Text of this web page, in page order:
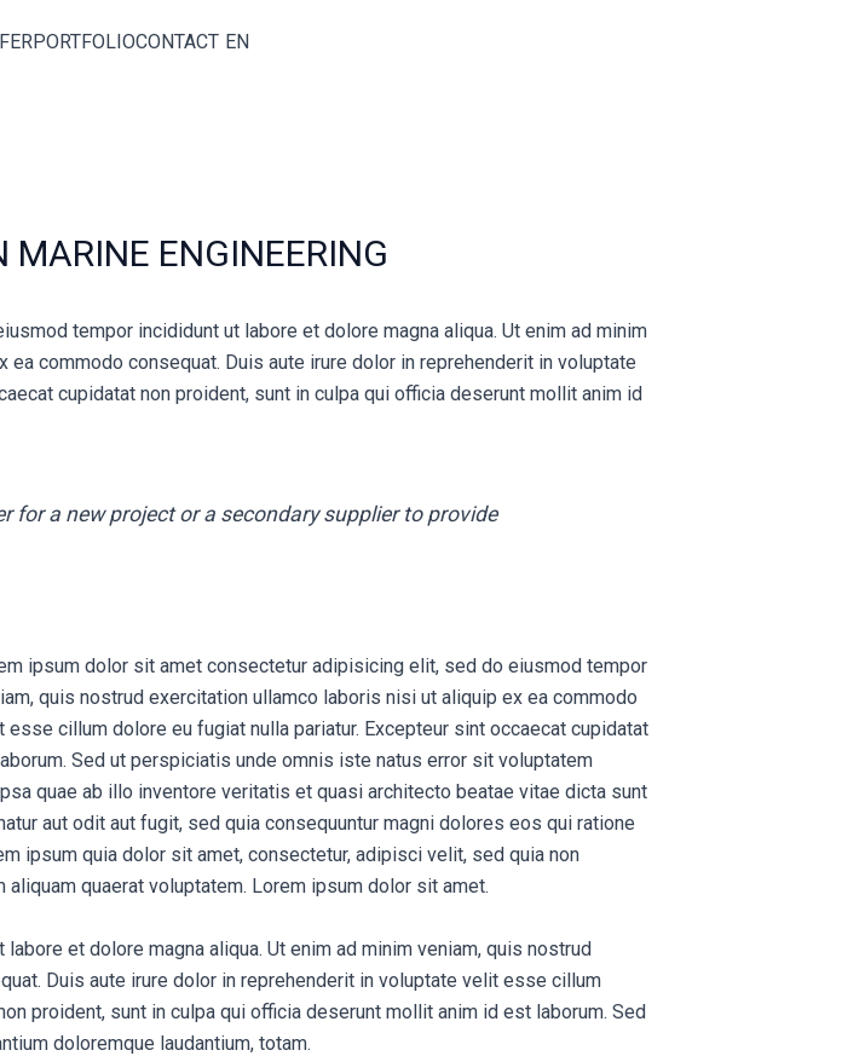
PORTFOLIOCONTACT EN
MARINE ENGINEERING
tempor incididunt ut labore et dolore magna aliqua. Ut enim ad minim
commodo consequat. Duis aute irure dolor in reprehenderit in voluptate
cupidatat non proident, sunt in culpa qui officia deserunt mollit anim id
for a new project or a secondary supplier to provide
ipsum dolor sit amet consectetur adipisicing elit, sed do eiusmod tempor
quis nostrud exercitation ullamco laboris nisi ut aliquip ex ea commodo
cillum dolore eu fugiat nulla pariatur. Excepteur sint occaecat cupidatat
Sed ut perspiciatis unde omnis iste natus error sit voluptatem
quae ab illo inventore veritatis et quasi architecto beatae vitae dicta sunt
aut odit aut fugit, sed quia consequuntur magni dolores eos qui ratione
ipsum quia dolor sit amet, consectetur, adipisci velit, sed quia non
quaerat voluptatem. Lorem ipsum dolor sit amet.
et dolore magna aliqua. Ut enim ad minim veniam, quis nostrud
Duis aute irure dolor in reprehenderit in voluptate velit esse cillum
proident, sunt in culpa qui officia deserunt mollit anim id est laborum. Sed
doloremque laudantium, totam.